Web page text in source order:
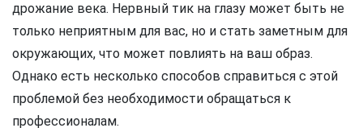
дрожание века. Нервный тик на глазу может быть не
только неприятным для вас, но и стать заметным для
окружающих, что может повлиять на ваш образ.
Однако есть несколько способов справиться с этой
проблемой без необходимости обращаться к
профессионалам.